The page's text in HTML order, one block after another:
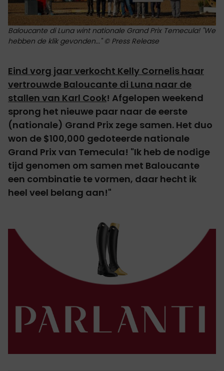
Baloucante di Luna wint nationale Grand Prix Temecula! "We
hebben de klik gevonden..." © Press Release
Eind vorg jaar verkocht Kelly Cornelis haar
vertrouwde Baloucante di Luna naar de
stallen van Karl Cook! Afgelopen weekend
sprong het nieuwe paar naar de eerste
(nationale) Grand Prix zege samen. Het duo
won de $100,000 gedoteerde nationale
Grand Prix van Temecula! "Ik heb de nodige
tijd genomen om samen met Baloucante
een combinatie te vormen, daar hecht ik
heel veel belang aan!"